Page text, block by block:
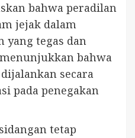
bahwa peradilan
jejak dalam
yang tegas dan
bahwa
secara
pada penegakan
tetap